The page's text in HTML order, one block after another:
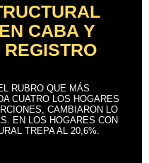
CABA Y
RUBRO QUE MÁS
CUATRO LOS HOGARES
CAMBIARON LO
EN LOS HOGARES CON
TREPA AL 20,6%.